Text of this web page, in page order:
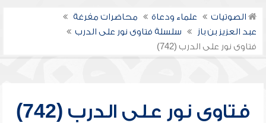
الصوتيات علماء ودعاة
محاضرات مفرغة
عبد العزيز بن باز
سلسلة فتاوى نور على الدرب
فتاوى نور على الدرب (742)
فتاوى نور على الدرب (742)